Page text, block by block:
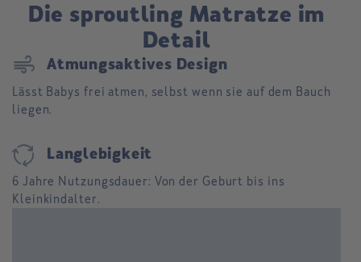
Die sproutling Matratze im
Detail
air Atmungsaktives Design
Lässt Babys frei atmen, selbst wenn sie auf dem Bauch
liegen.
cycle Langlebigkeit
6 Jahre Nutzungsdauer: Von der Geburt bis ins
Kleinkindalter.